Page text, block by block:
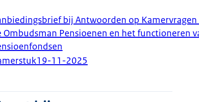
bij Antwoorden op
Ombudsman Pensioenen en het functioneren
19-11-2025